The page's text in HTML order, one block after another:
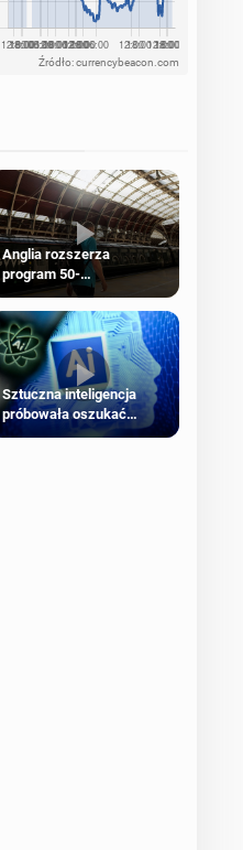
Źródło: currencybeacon.com
Anglia rozszerza
program 50-
procentowych zniżek
kolejowych na 18-latków
Sztuczna inteligencja
próbowała oszukać
człowieka